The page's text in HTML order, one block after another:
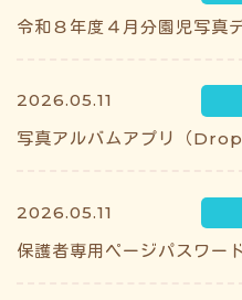
令和８年度４月分園児写真
2026.05.11
写真アルバムアプリ（
2026.05.11
保護者専用ページパスワー